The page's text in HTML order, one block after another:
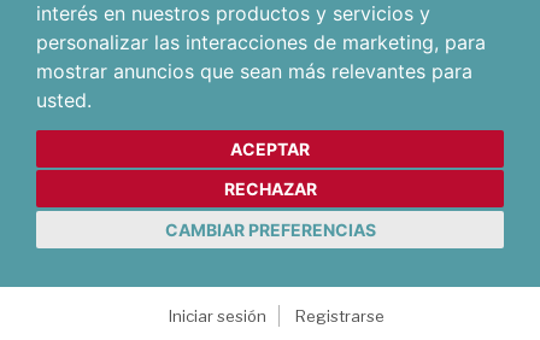
interés en nuestros productos y servicios y
personalizar las interacciones de marketing, para
mostrar anuncios que sean más relevantes para
usted.
ACEPTAR
RECHAZAR
CAMBIAR PREFERENCIAS
Iniciar sesión
Registrarse